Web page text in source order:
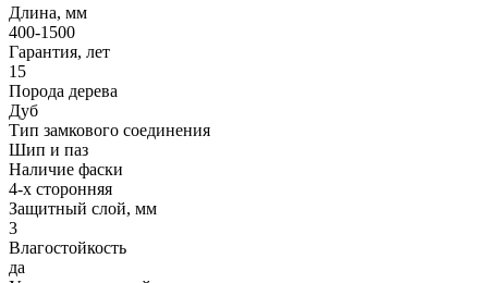
Длина, мм
400-1500
Гарантия, лет
15
Порода дерева
Дуб
Тип замкового соединения
Шип и паз
Наличие фаски
4-х сторонняя
Защитный слой, мм
3
Влагостойкость
да